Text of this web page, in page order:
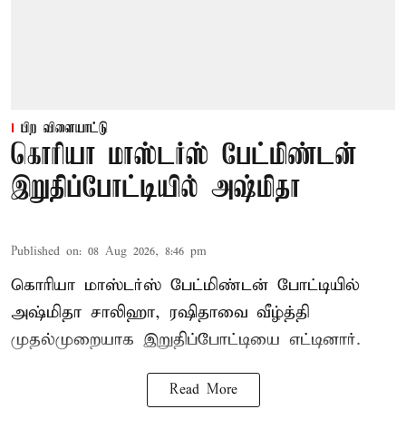
பிற விளையாட்டு
கொரியா மாஸ்டர்ஸ் பேட்மிண்டன்
இறுதிப்போட்டியில் அஷ்மிதா
Published on: 08 Aug 2026, 8:46 pm
கொரியா மாஸ்டர்ஸ் பேட்மிண்டன் போட்டியில்
அஷ்மிதா சாலிஹா, ரஷிதாவை வீழ்த்தி
முதல்முறையாக இறுதிப்போட்டியை எட்டினார்.
Read More